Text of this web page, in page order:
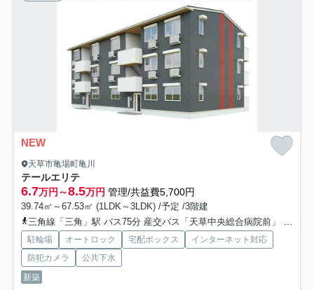
NEW
天草市亀場町亀川
テールエリテ
6.7万円～8.5万円 管理/共益費5,700円
39.74㎡～67.53㎡ (1LDK～3LDK) /予定 /3階建
三角線「三角」駅 バス75分 産交バス「天草中央総合病院前」 停歩10分
駐輪場 オートロック 宅配ボックス
インターネット対応
防犯カメラ
公共下水
新築